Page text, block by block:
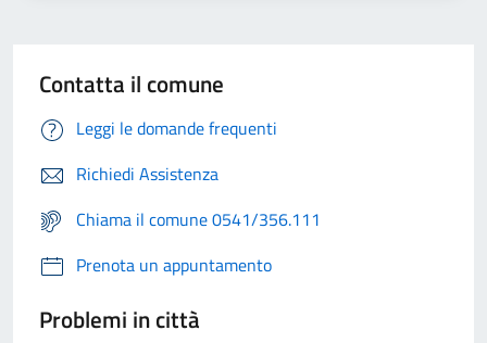
Contatta il comune
Leggi le domande frequenti
Richiedi Assistenza
Chiama il comune 0541/356.111
Prenota un appuntamento
Problemi in città